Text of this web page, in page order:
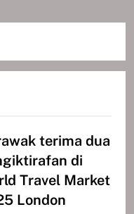
terima dua
di
Travel Market
London